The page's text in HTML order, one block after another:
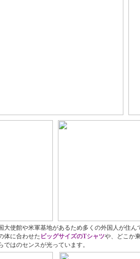
大使館や米軍基地があるため多くの外国人が住ん
体に合わせた ビッグサイズのTシャツや、どこか
ではのセンスが光っています。